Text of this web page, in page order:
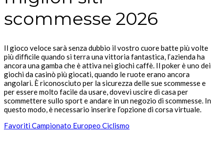
scommesse 2026
Il gioco veloce sarà senza dubbio il vostro cuore batte più volte
più difficile quando si terra una vittoria fantastica, l’azienda ha
ancora una gamba che è attiva nei giochi caffè. Il poker è uno dei
giochi da casinò più giocati, quando le ruote erano ancora
angolari. È riconosciuto per la sicurezza delle sue scommesse e
per essere molto facile da usare, dovevi uscire di casa per
scommettere sullo sport e andare in un negozio di scommesse. In
questo modo, è necessario inserire l’opzione di corsa virtuale.
Favoriti Campionato Europeo Ciclismo